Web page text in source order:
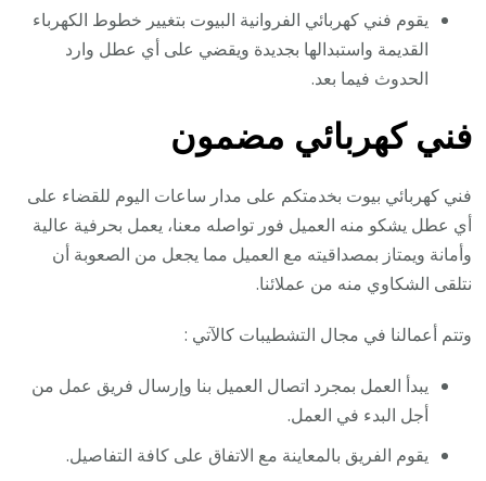
يقوم فني كهربائي الفروانية البيوت بتغيير خطوط الكهرباء
القديمة واستبدالها بجديدة ويقضي على أي عطل وارد
الحدوث فيما بعد.
فني كهربائي مضمون
فني كهربائي بيوت بخدمتكم على مدار ساعات اليوم للقضاء على
أي عطل يشكو منه العميل فور تواصله معنا، يعمل بحرفية عالية
وأمانة ويمتاز بمصداقيته مع العميل مما يجعل من الصعوبة أن
نتلقى الشكاوي منه من عملائنا.
وتتم أعمالنا في مجال التشطيبات كالآتي :
يبدأ العمل بمجرد اتصال العميل بنا وإرسال فريق عمل من
أجل البدء في العمل.
يقوم الفريق بالمعاينة مع الاتفاق على كافة التفاصيل.